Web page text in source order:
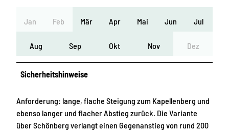
Jan Feb Mär Apr Mai Jun Jul
Aug Sep Okt Nov Dez
Sicherheitshinweise
Anforderung: lange, flache Steigung zum Kapellenberg und
ebenso langer und flacher Abstieg zurück. Die Variante
über Schönberg verlangt einen Gegenanstieg von rund 200